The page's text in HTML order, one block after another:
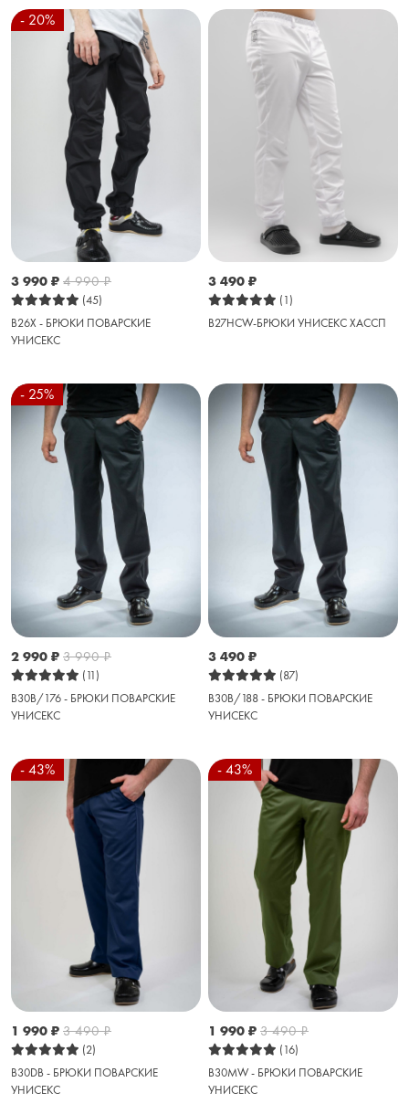
- 20%
3 990 ₽ 4 990₽
(45)
B26X - БРЮКИ ПОВАРСКИЕ
УНИСЕКС
3 490 ₽
(1)
B27HCW-БРЮКИ УНИСЕКС ХАССП
- 25%
2 990 ₽ 3 990₽
(11)
B30B/176 - БРЮКИ ПОВАРСКИЕ
УНИСЕКС
3 490 ₽
(87)
B30B/188 - БРЮКИ ПОВАРСКИЕ
УНИСЕКС
- 43%
1 990 ₽ 3 490₽
(2)
B30DB - БРЮКИ ПОВАРСКИЕ
УНИСЕКС
- 43%
1 990 ₽ 3 490₽
(16)
B30MW - БРЮКИ ПОВАРСКИЕ
УНИСЕКС